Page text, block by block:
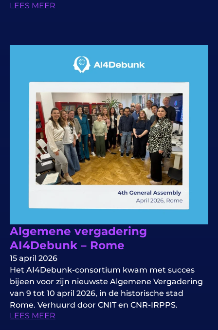
LEES MEER
Algemene vergadering
AI4Debunk – Rome
15 april 2026
Het AI4Debunk-consortium kwam met succes
bijeen voor zijn nieuwste Algemene Vergadering
van 9 tot 10 april 2026, in de historische stad
Rome. Verhuurd door CNIT en CNR-IRPPS.
LEES MEER